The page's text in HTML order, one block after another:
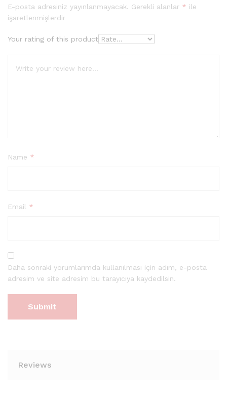
E-posta adresiniz yayınlanmayacak. Gerekli alanlar * ile
işaretlenmişlerdir
Your rating of this product
Name *
Email *
Daha sonraki yorumlarımda kullanılması için adım, e-posta
adresim ve site adresim bu tarayıcıya kaydedilsin.
Reviews